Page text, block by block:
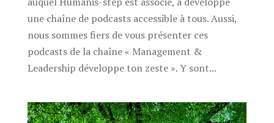
une chaîne de podcasts accessible à tous. Aussi,
nous sommes fiers de vous présenter ces
podcasts de la chaîne « Management &
Leadership développe ton zeste ». Y sont...